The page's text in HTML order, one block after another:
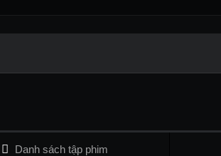
Danh sách tập phim